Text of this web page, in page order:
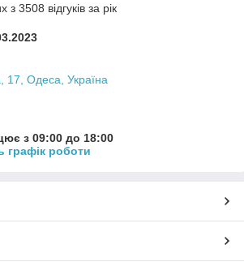
3508 відгуків за рік
17, Одеса, Україна
з 09:00 до 18:00
графік роботи